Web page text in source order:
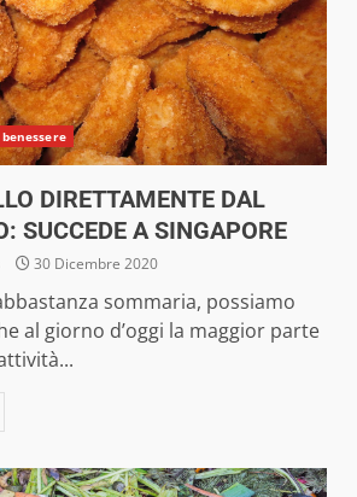
DIRETTAMENTE DAL
SUCCEDE A SINGAPORE
30 Dicembre 2020
sommaria, possiamo
al giorno d’oggi la maggior parte